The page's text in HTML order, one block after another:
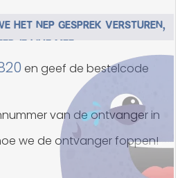
HET NEP GESPREK VERSTUREN,
JE LIVE MEE
en geef de bestelcode
van de ontvanger in
we de ontvanger foppen!